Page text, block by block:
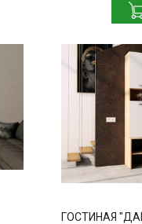
ГОСТИНАЯ